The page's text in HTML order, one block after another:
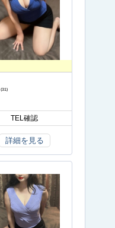
(31)
TEL確認
詳細を見る